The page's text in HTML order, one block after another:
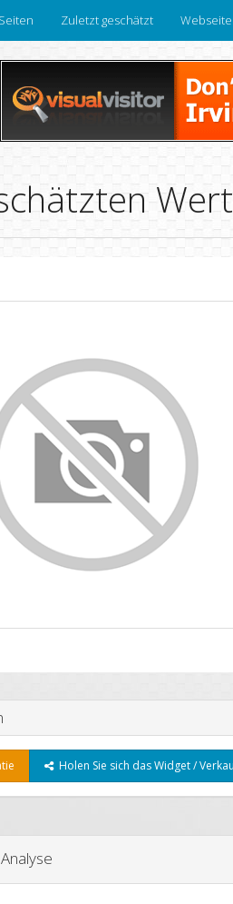
Zuletzt geschätzt
Holen Sie sich das Widget /